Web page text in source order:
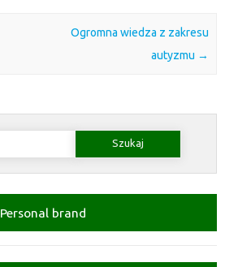
Ogromna wiedza z zakresu
autyzmu →
Personal brand